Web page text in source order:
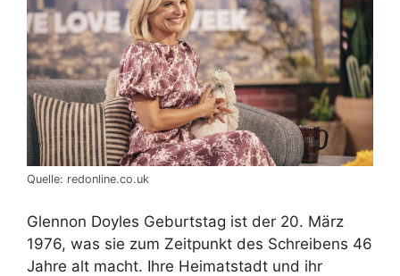
Quelle: redonline.co.uk
Glennon Doyles Geburtstag ist der 20. März
1976, was sie zum Zeitpunkt des Schreibens 46
Jahre alt macht. Ihre Heimatstadt und ihr